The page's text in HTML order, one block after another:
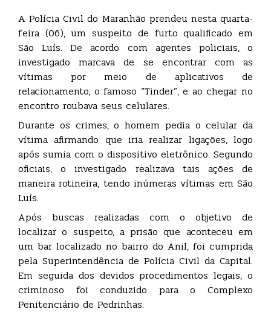
A Polícia Civil do Maranhão prendeu nesta quarta-
feira (06), um suspeito de furto qualificado em
São Luís. De acordo com agentes policiais, o
investigado marcava de se encontrar com as
vítimas por meio de aplicativos de
relacionamento, o famoso “Tinder”, e ao chegar no
encontro roubava seus celulares.
Durante os crimes, o homem pedia o celular da
vítima afirmando que iria realizar ligações, logo
após sumia com o dispositivo eletrônico. Segundo
oficiais, o investigado realizava tais ações de
maneira rotineira, tendo inúmeras vítimas em São
Luís.
Após buscas realizadas com o objetivo de
localizar o suspeito, a prisão que aconteceu em
um bar localizado no bairro do Anil, foi cumprida
pela Superintendência de Polícia Civil da Capital.
Em seguida dos devidos procedimentos legais, o
criminoso foi conduzido para o Complexo
Penitenciário de Pedrinhas.